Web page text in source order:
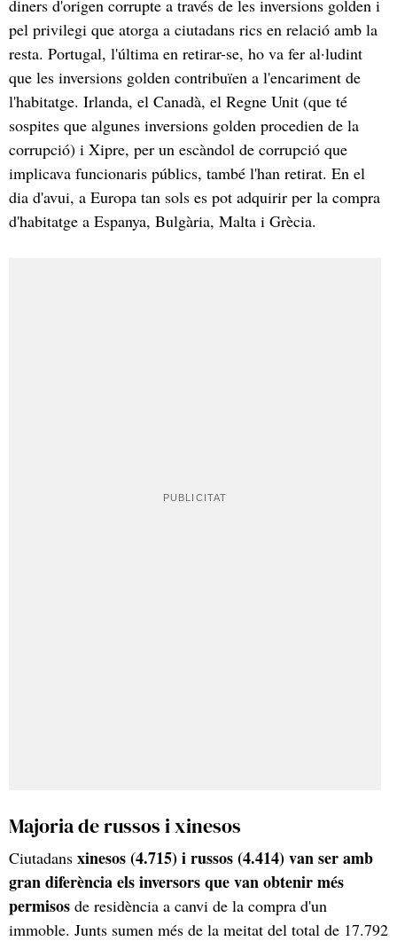
diners d'origen corrupte a través de les inversions golden i
pel privilegi que atorga a ciutadans rics en relació amb la
resta. Portugal, l'última en retirar-se, ho va fer al·ludint
que les inversions golden contribuïen a l'encariment de
l'habitatge. Irlanda, el Canadà, el Regne Unit (que té
sospites que algunes inversions golden procedien de la
corrupció) i Xipre, per un escàndol de corrupció que
implicava funcionaris públics, també l'han retirat. En el
dia d'avui, a Europa tan sols es pot adquirir per la compra
d'habitatge a Espanya, Bulgària, Malta i Grècia.
Majoria de russos i xinesos
Ciutadans xinesos (4.715) i russos (4.414) van ser amb
gran diferència els inversors que van obtenir més
permisos de residència a canvi de la compra d'un
immoble. Junts sumen més de la meitat del total de 17.792